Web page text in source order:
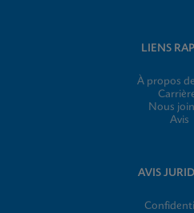
LIENS
À propos
Nous
Avis
AVIS